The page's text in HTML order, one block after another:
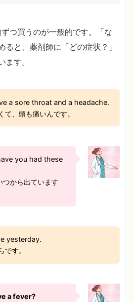
つ買うのが一般的です。「な
ると、薬剤師に「どの症状？」
ます。
a sore throat and a headache.
て、頭も痛いんです。
you had these
つから出ています
yesterday.
です。
a fever?